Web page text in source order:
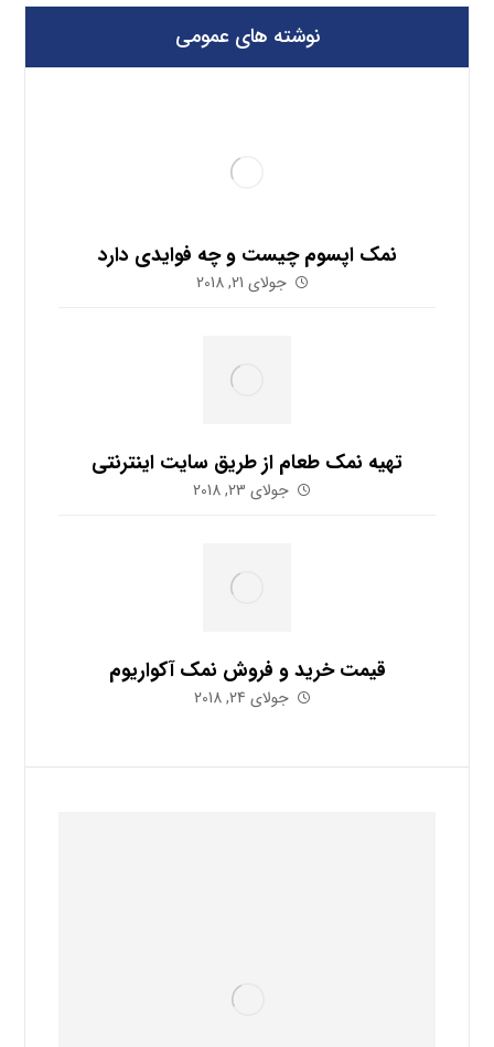
نوشته های عمومی
نمک اپسوم چیست و چه فوایدی دارد
جولای 21, 2018
تهیه نمک طعام از طریق سایت اینترنتی
جولای 23, 2018
قیمت خرید و فروش نمک آکواریوم
جولای 24, 2018